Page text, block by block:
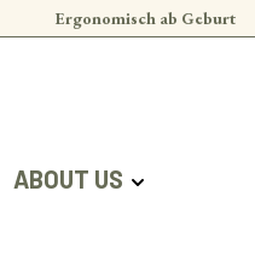
Ergonomisch ab Geburt
ABOUT US